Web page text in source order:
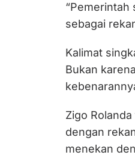
“Pemerintah
sebagai
Kalimat
Bukan
Zigo
dengan
menekan